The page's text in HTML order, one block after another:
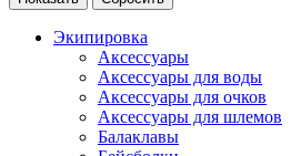
Экипировка
Аксессуары
Аксессуары для воды
Аксессуары для очков
Аксессуары для шлемов
Балаклавы